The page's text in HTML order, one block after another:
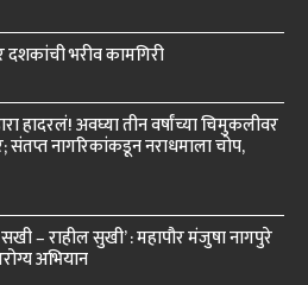
दशकांची भरीव कामगिरी
हादरलं! अवघ्या तीन वर्षांच्या चिमुकलीवर
संतप्त नागरिकांकडून नराधमाला चोप,
सखी – राहील सुखी’ : महापौर मंजुषा नागपुरे
अभियान